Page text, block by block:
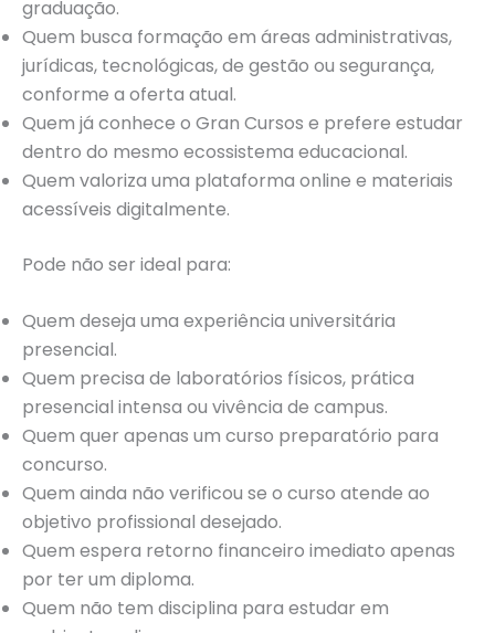
graduação.
Quem busca formação em áreas administrativas,
jurídicas, tecnológicas, de gestão ou segurança,
conforme a oferta atual.
Quem já conhece o Gran Cursos e prefere estudar
dentro do mesmo ecossistema educacional.
Quem valoriza uma plataforma online e materiais
acessíveis digitalmente.
Pode não ser ideal para:
Quem deseja uma experiência universitária
presencial.
Quem precisa de laboratórios físicos, prática
presencial intensa ou vivência de campus.
Quem quer apenas um curso preparatório para
concurso.
Quem ainda não verificou se o curso atende ao
objetivo profissional desejado.
Quem espera retorno financeiro imediato apenas
por ter um diploma.
Quem não tem disciplina para estudar em